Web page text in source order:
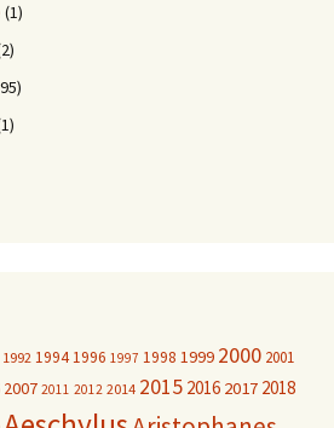
(1)
1992 19941996 1997 1998 1999 2000 2001
2007 2011 2012 2014 2015 2016 2017 2018